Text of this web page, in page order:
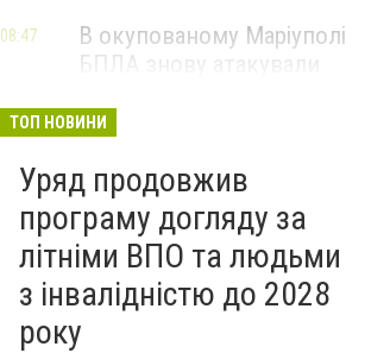
В окупованому Маріуполі
БПЛА знову атакували
— ВІДЕО
08:47
ТОП НОВИНИ
Уряд продовжив
програму догляду за
літніми ВПО та людьми
з інвалідністю до 2028
року